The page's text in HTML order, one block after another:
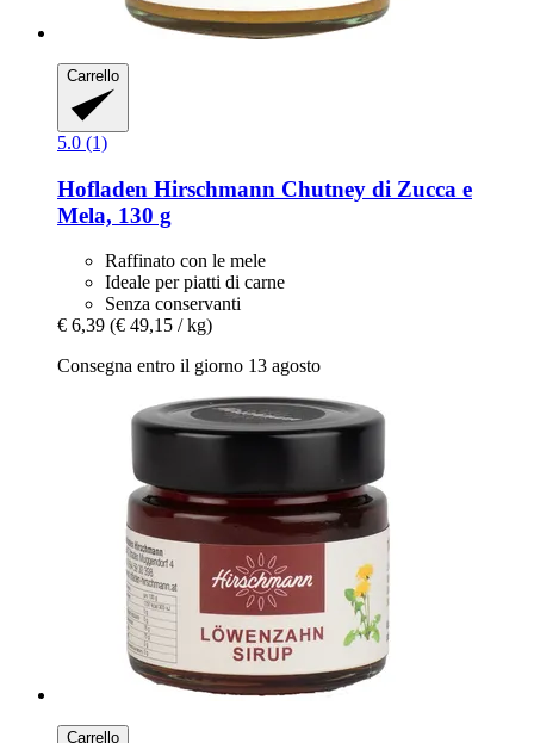
Carrello
5.0 (1)
Hofladen Hirschmann Chutney di Zucca e
Mela, 130 g
Raffinato con le mele
Ideale per piatti di carne
Senza conservanti
€ 6,39 (€ 49,15 / kg)
Consegna entro il giorno 13 agosto
Carrello